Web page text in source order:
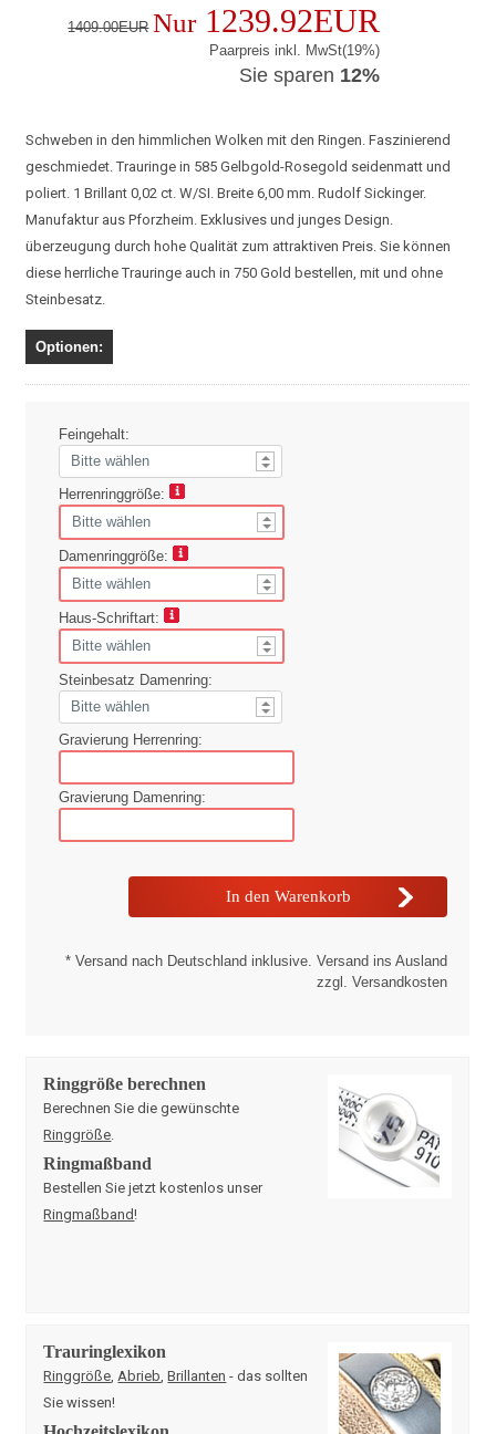
1409.00EUR Nur1239.92EUR
Paarpreis inkl. MwSt(19%)
Sie sparen 12%
Schweben in den himmlichen Wolken mit den Ringen. Faszinierend
geschmiedet. Trauringe in 585 Gelbgold-Rosegold seidenmatt und
poliert. 1 Brillant 0,02 ct. W/SI. Breite 6,00 mm. Rudolf Sickinger.
Manufaktur aus Pforzheim. Exklusives und junges Design.
überzeugung durch hohe Qualität zum attraktiven Preis. Sie können
diese herrliche Trauringe auch in 750 Gold bestellen, mit und ohne
Steinbesatz.
Optionen:
Feingehalt:
Herrenringgröße:
Damenringgröße:
Haus-Schriftart:
Steinbesatz Damenring:
Gravierung Herrenring:
Gravierung Damenring:
* Versand nach Deutschland inklusive. Versand ins Ausland
zzgl. Versandkosten
Ringgröße berechnen
Berechnen Sie die gewünschte
Ringgröße
Ringmaßband
Bestellen Sie jetzt kostenlos unser
Ringmaßband!
Trauringlexikon
Ringgröße Abrieb ,Brillanten - das sollten
Sie wissen!